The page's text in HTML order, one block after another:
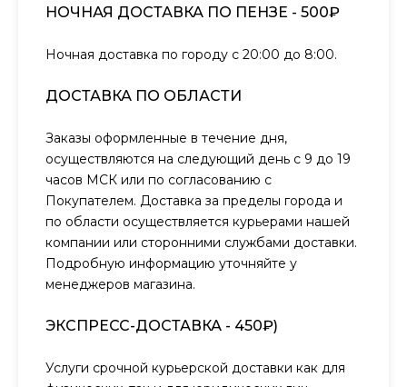
НОЧНАЯ ДОСТАВКА ПО ПЕНЗЕ - 500₽
Ночная доставка по городу с 20:00 до 8:00.
ДОСТАВКА ПО ОБЛАСТИ
Заказы оформленные в течение дня,
осуществляются на следующий день с 9 до 19
часов МСК или по согласованию с
Покупателем. Доставка за пределы города и
по области осуществляется курьерами нашей
компании или сторонними службами доставки.
Подробную информацию уточняйте у
менеджеров магазина.
ЭКСПРЕСС-ДОСТАВКА - 450₽)
Услуги срочной курьерской доставки как для